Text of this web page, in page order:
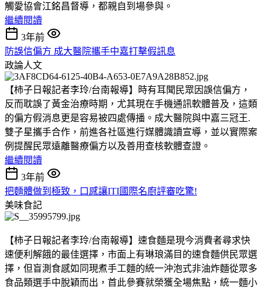
觸愛協會江銘昌督導，都親自到場參與。
繼續閱讀
3年前
防誤信偏方 成大醫院攜手中嘉打擊假訊息
政論人文
【柿子日報記者李玲/台南報導】時有耳聞民眾因誤信偏方，
反而耽誤了黃金治療時期，尤其現在手機通訊軟體普及，這類
的偏方假消息更是容易被四處傳播。成大醫院與中嘉三冠王.
雙子星攜手合作，前進各社區進行媒體識讀宣導，並以實際案
例提醒民眾遠離醫療偏方以及善用查核軟體查證。
繼續閱讀
3年前
把麵體做到極致，口感讓ITI國際名廚評審吃驚!
美味食記
【柿子日報記者李玲/台南報導】速食麵是現今消費者尋求快
速便利解餓的最佳選擇，市面上有琳琅滿目的速食麵供民眾選
擇，但盲測食感如同現煮手工麵的統一沖泡式非油炸麵從眾多
食品類選手中脫穎而出，首此參賽就榮獲全場焦點，統一麵小